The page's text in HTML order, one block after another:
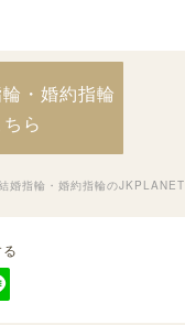
・婚約指輪
ら
婚指輪・婚約指輪のJKPLANET